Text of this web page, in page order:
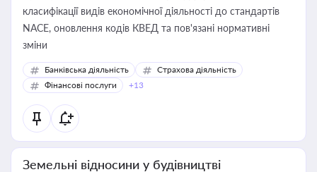
класифікації видів економічної діяльності до стандартів
NACE, оновлення кодів КВЕД та пов'язані нормативні
зміни
Банківська діяльність
Страхова діяльність
Фінансові послуги
+13
Земельні відносини у будівництві